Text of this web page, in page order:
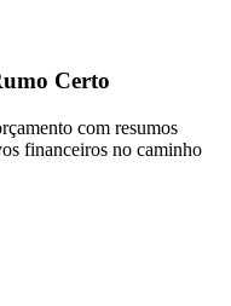
Certo
com resumos
financeiros no caminho